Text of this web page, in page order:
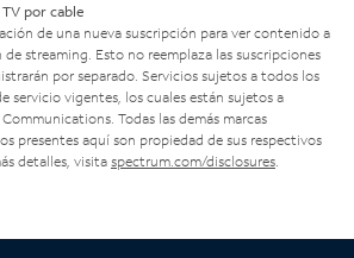
por cable
de una nueva suscripción para ver contenido a
streaming. Esto no reemplaza las suscripciones
por separado. Servicios sujetos a todos los
servicio vigentes, los cuales están sujetos a
Todas las demás marcas
presentes aquí son propiedad de sus respectivos
detalles, visita spectrum.com/disclosures